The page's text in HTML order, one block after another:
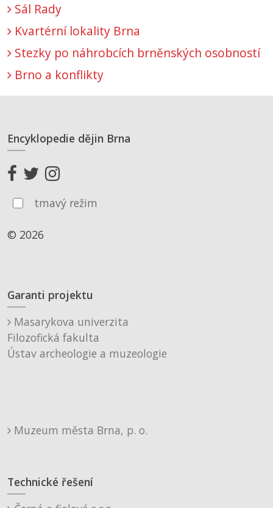
Sál Rady
Kvartérní lokality Brna
Stezky po náhrobcích brněnských osobností
Brno a konflikty
Encyklopedie dějin Brna
tmavý režim
© 2026
Garanti projektu
Masarykova univerzita
Filozofická fakulta
Ústav archeologie a muzeologie
Muzeum města Brna, p. o.
Technické řešení